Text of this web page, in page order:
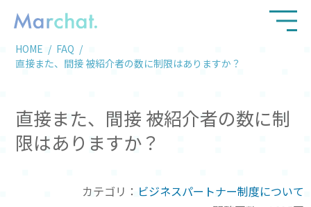
HOME
FAQ
直接また、間接 被紹介者の数に制限はありますか？
直接また、間接 被紹介者の数に制
限はありますか？
カテゴリ： ビジネスパートナー制度について